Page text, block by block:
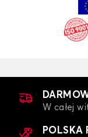
W całej
POLSKA